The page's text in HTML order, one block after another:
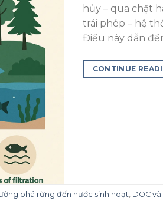
hủy – qua chặt
trái phép – hệ
Điều này dẫn
CONTINUE
phá rừng đến nước sinh hoạt, DOC